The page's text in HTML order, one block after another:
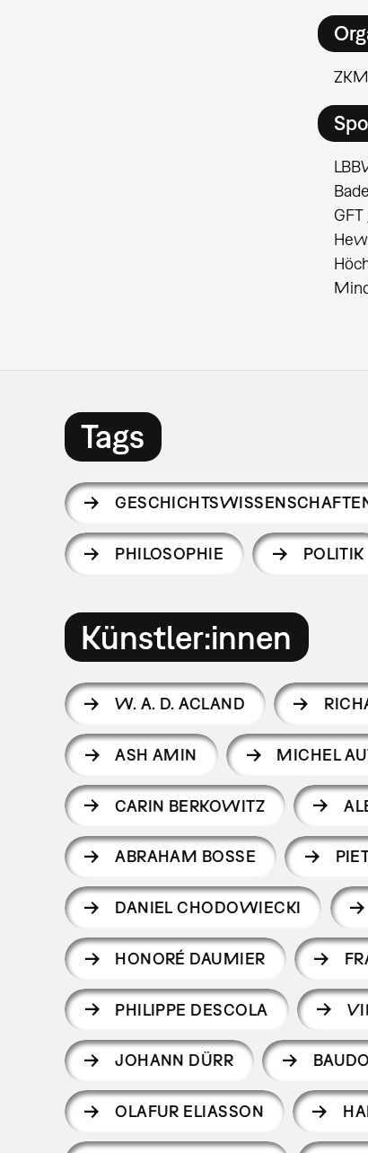
Tags
PHILOSOPHIE POLITIK
Künstler:innen
W. A. D. ACLAND
ASH AMIN MICHEL
CARIN BERKOWITZ
ABRAHAM BOSSE
DANIEL CHODOWIECKI
HONORÉ DAUMIER
PHILIPPE DESCOLA
JOHANN DÜRR
OLAFUR ELIASSON